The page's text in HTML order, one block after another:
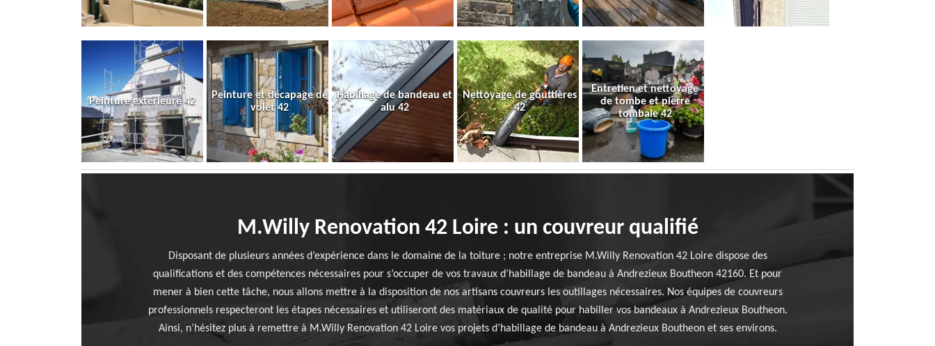
Peinture extérieure 42
Peinture et décapage de
volet 42
Habillage de bandeau et
alu 42
Nettoyage de gouttières
42
Entretien et nettoyage
de tombe et pierre
tombale 42
M.Willy Renovation 42 Loire : un couvreur qualifié
Disposant de plusieurs années d’expérience dans le domaine de la toiture ; notre entreprise M.Willy Renovation 42 Loire dispose des
qualifications et des compétences nécessaires pour s’occuper de vos travaux d’habillage de bandeau à Andrezieux Boutheon 42160. Et pour
mener à bien cette tâche, nous allons mettre à la disposition de nos artisans couvreurs les outillages nécessaires. Nos équipes de couvreurs
professionnels respecteront les étapes nécessaires et utiliseront des matériaux de qualité pour habiller vos bandeaux à Andrezieux Boutheon.
Ainsi, n’hésitez plus à remettre à M.Willy Renovation 42 Loire vos projets d’habillage de bandeau à Andrezieux Boutheon et ses environs.